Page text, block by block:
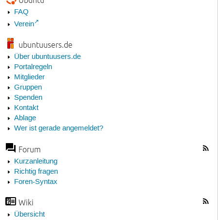
FAQ
Verein
ubuntuusers.de
Über ubuntuusers.de
Portalregeln
Mitglieder
Gruppen
Spenden
Kontakt
Ablage
Wer ist gerade angemeldet?
Forum
Kurzanleitung
Richtig fragen
Foren-Syntax
Wiki
Übersicht